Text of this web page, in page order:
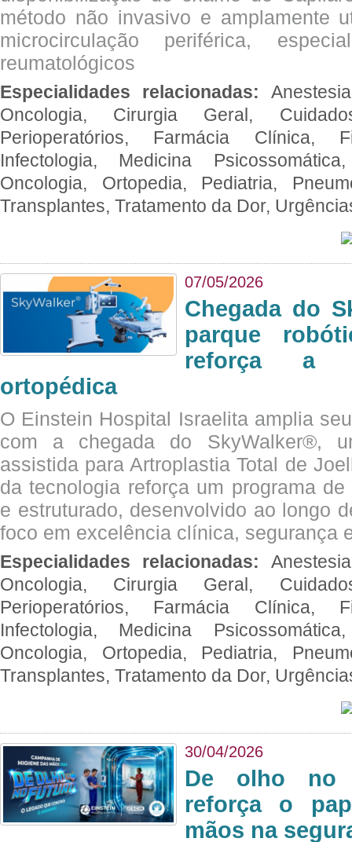
método não invasivo e amplamente
microcirculação periférica,
reumatológicos
Especialidades relacionadas:
Oncologia, Cirurgia Geral,
Perioperatórios, Farmácia Clínica,
Infectologia, Medicina
Oncologia, Ortopedia, Pediatria,
Transplantes, Tratamento da Dor,
07/05/2026
Chegada do
parque
reforça a
ortopédica
O Einstein Hospital Israelita amplia
com a chegada do SkyWalker®,
assistida para Artroplastia Total de
da tecnologia reforça um programa
e estruturado, desenvolvido ao longo
foco em excelência clínica, segurança
Especialidades relacionadas:
Oncologia, Cirurgia Geral,
Perioperatórios, Farmácia Clínica,
Infectologia, Medicina
Oncologia, Ortopedia, Pediatria,
Transplantes, Tratamento da Dor,
30/04/2026
De olho no
reforça o
mãos na